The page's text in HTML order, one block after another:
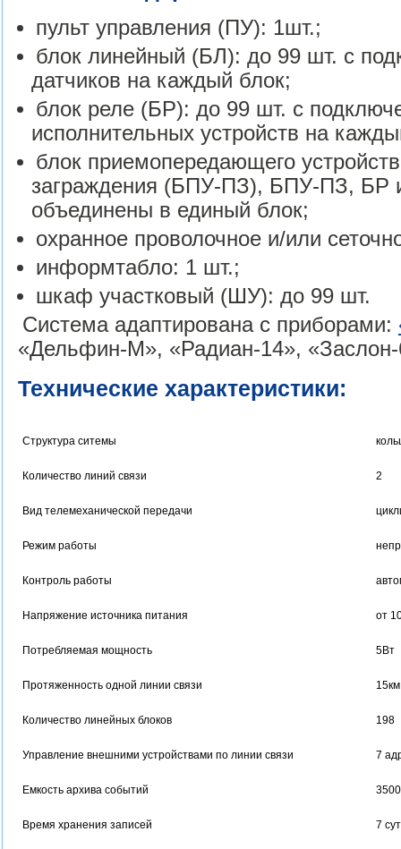
пульт управления (ПУ): 1шт.;
блок линейный (БЛ): до 99 шт. с
датчиков на каждый блок;
блок реле (БР): до 99 шт. с
исполнительных устройств на
блок приемопередающего
заграждения (БПУ-ПЗ), БПУ-ПЗ, БР
объединены в единый блок;
охранное проволочное и/или
информтабло: 1 шт.;
шкаф участковый (ШУ): до 99 шт.
Система адаптирована с приборами:
«Дельфин-М», «Радиан-14»,
Технические характеристики:
Структура ситемы
Количество линий связи 2
Вид телемеханической передачи
Режим работы
Контроль работы
Напряжение источника питания от
Потребляемая мощность 5Вт
Протяженность одной линии связи 15км
Количество линейных блоков 198
Управление внешними устройствами по линии связи 7
Емкость архива событий 3500
Время хранения записей 7